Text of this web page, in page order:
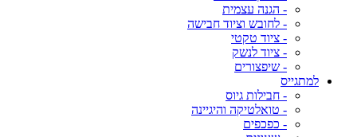
- הגנה עצמית
- לחובש וציוד חבישה
- ציוד טקטי
- ציוד לנשק
- שיפצורים
למתגייס
- חבילות גיוס
- טואלטיקה והיגיינה
- כפכפים